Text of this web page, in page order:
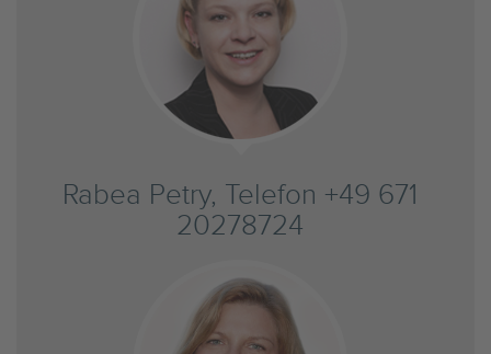
Rabea Petry, Telefon +49 671
20278724